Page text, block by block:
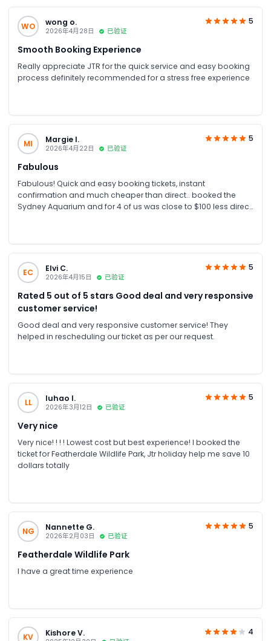
WO wong o.
2026年4月28日 已验证
5
Smooth Booking Experience
Really appreciate JTR for the quick service and easy booking
process definitely recommended for a stress free experience
MI Margie I.
2026年4月22日 已验证
5
Fabulous
Fabulous! Quick and easy booking tickets, instant
confirmation and much cheaper than direct.. booked the
Sydney Aquarium and for 4 of us was close to $100 less direct
EC Elvi C.
2026年4月15日 已验证
5
Rated 5 out of 5 stars Good deal and very responsive
customer service!
Good deal and very responsive customer service! They
helped in rescheduling our ticket as per our request.
LL luhao l.
2026年3月12日 已验证
5
Very nice
Very nice! ! ! ! Lowest cost but best experience! I booked the
ticket for Featherdale Wildlife Park, Jtr holiday help me save 10
dollars totally
NG Nannette G.
2026年2月03日 已验证
5
Featherdale Wildlife Park
I have a great time experience
KV Kishore V. 4